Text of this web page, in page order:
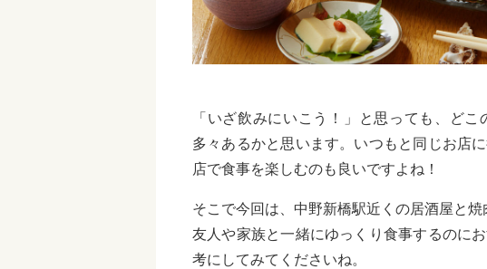
「いざ飲みにいこう！」と思っても、ど
多々あるかと思います。いつもと同じお店
店で食事を楽しむのも良いですよね！
そこで今回は、中野新橋駅近くの居酒屋と焼
友人や家族と一緒にゆっくり食事するのに
考にしてみてくださいね。